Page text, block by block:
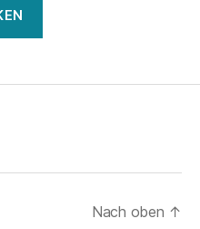
Nach oben ↑